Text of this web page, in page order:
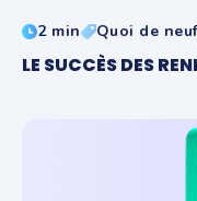
2 min Quoi de
LE SUCCÈS DES